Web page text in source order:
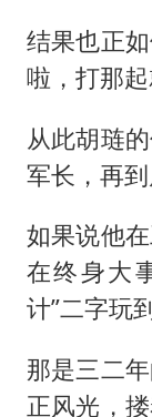
结果也正
啦，打那起
从此胡琏
军长，再到
如果说他
在终身大
计”二字玩
那是三二
正风光，